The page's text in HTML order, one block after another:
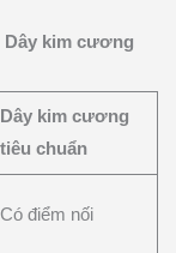
kim cương
Dây kim cương
tiêu chuẩn
Có điểm nối